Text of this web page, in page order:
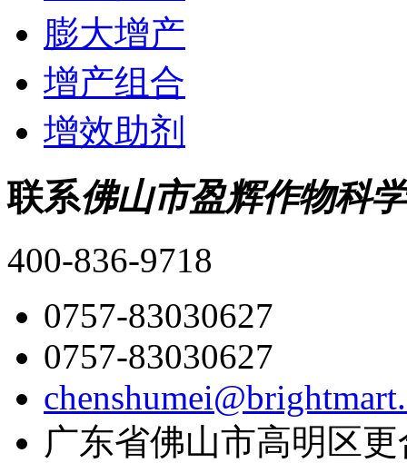
膨大增产
增产组合
增效助剂
联系佛山市盈辉作物科
400-836-9718
0757-83030627
0757-83030627
广东省佛山市高明区